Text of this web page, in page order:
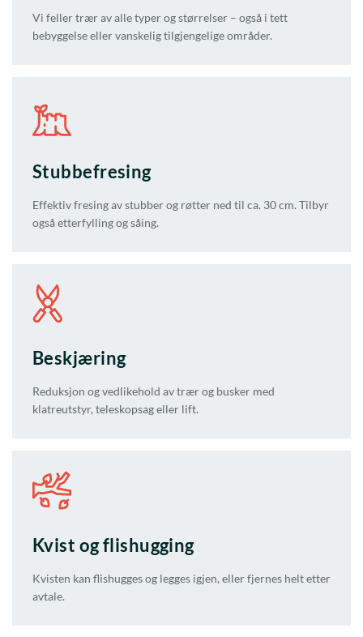
Vi feller trær av alle typer og størrelser – også i tett
bebyggelse eller vanskelig tilgjengelige områder.
Stubbefresing
Effektiv fresing av stubber og røtter ned til ca. 30 cm. Tilbyr
også etterfylling og såing.
Beskjæring
Reduksjon og vedlikehold av trær og busker med
klatreutstyr, teleskopsag eller lift.
Kvist og flishugging
Kvisten kan flishugges og legges igjen, eller fjernes helt etter
avtale.